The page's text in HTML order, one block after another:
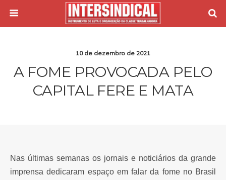
10 de dezembro de 2021
A FOME PROVOCADA PELO
CAPITAL FERE E MATA
Nas últimas semanas os jornais e noticiários da grande
imprensa dedicaram espaço em falar da fome no Brasil